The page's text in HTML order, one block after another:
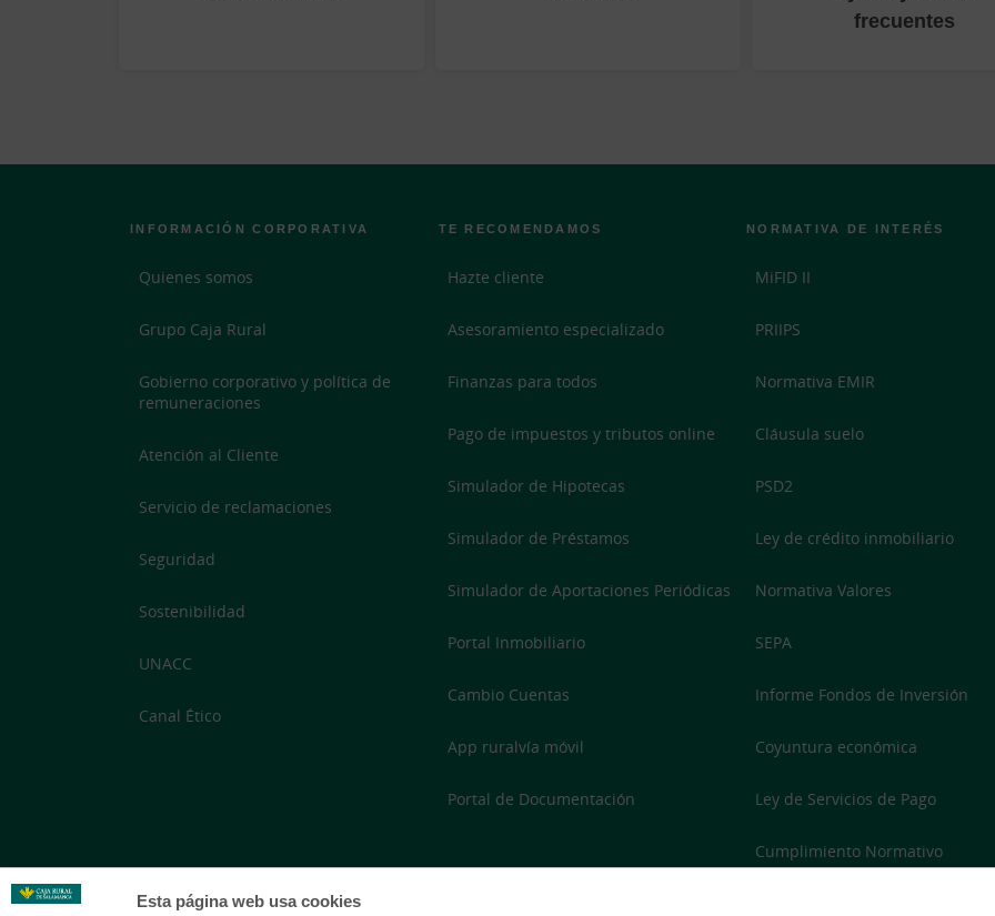
Esta página web usa cookies
frecuentes
INFORMACIÓN CORPORATIVA
Quienes somos
Grupo Caja Rural
Gobierno corporativo y política de
remuneraciones
Atención al Cliente
Servicio de reclamaciones
Seguridad
Sostenibilidad
UNACC
Canal Ético
TE RECOMENDAMOS
Hazte cliente
Asesoramiento especializado
Finanzas para todos
Pago de impuestos y tributos online
Simulador de Hipotecas
Simulador de Préstamos
Simulador de Aportaciones Periódicas
Portal Inmobiliario
Cambio Cuentas
App ruralvía móvil
Portal de Documentación
NORMATIVA DE INTERÉS
MiFID II
PRIIPS
Normativa EMIR
Cláusula suelo
PSD2
Ley de crédito inmobiliario
Normativa Valores
SEPA
Informe Fondos de Inversión
Coyuntura económica
Ley de Servicios de Pago
Cumplimiento Normativo